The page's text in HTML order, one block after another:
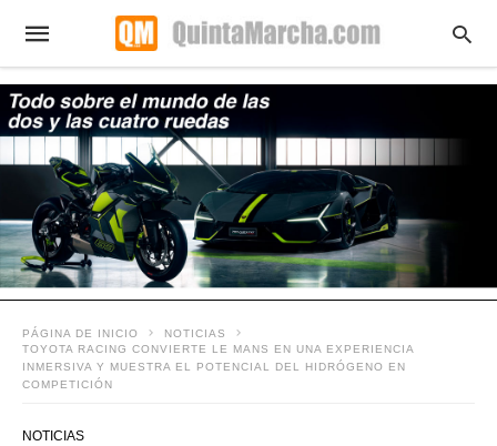
PÁGINA DE INICIO
NOTICIAS
TOYOTA RACING CONVIERTE LE MANS EN UNA EXPERIENCIA
INMERSIVA Y MUESTRA EL POTENCIAL DEL HIDRÓGENO EN
COMPETICIÓN
NOTICIAS